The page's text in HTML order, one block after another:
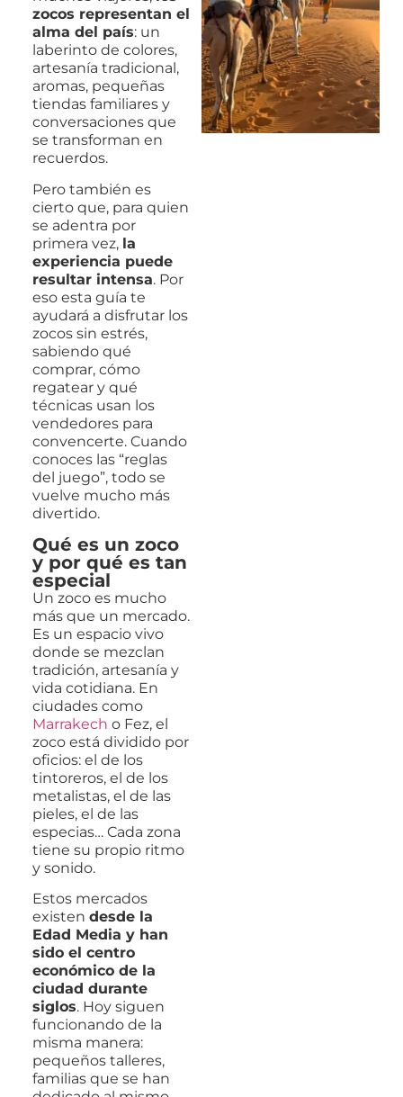
zocos representan el
alma del país: un
laberinto de colores,
artesanía tradicional,
aromas, pequeñas
tiendas familiares y
conversaciones que
se transforman en
recuerdos.
Pero también es
cierto que, para quien
se adentra por
primera vez, la
experiencia puede
resultar intensa. Por
eso esta guía te
ayudará a disfrutar los
zocos sin estrés,
sabiendo qué
comprar, cómo
regatear y qué
técnicas usan los
vendedores para
convencerte. Cuando
conoces las “reglas
del juego”, todo se
vuelve mucho más
divertido.
Qué es un zoco
y por qué es tan
especial
Un zoco es mucho
más que un mercado.
Es un espacio vivo
donde se mezclan
tradición, artesanía y
vida cotidiana. En
ciudades como
Marrakech o Fez, el
zoco está dividido por
oficios: el de los
tintoreros, el de los
metalistas, el de las
pieles, el de las
especias… Cada zona
tiene su propio ritmo
y sonido.
Estos mercados
existen desde la
Edad Media y han
sido el centro
económico de la
ciudad durante
siglos. Hoy siguen
funcionando de la
misma manera:
pequeños talleres,
familias que se han